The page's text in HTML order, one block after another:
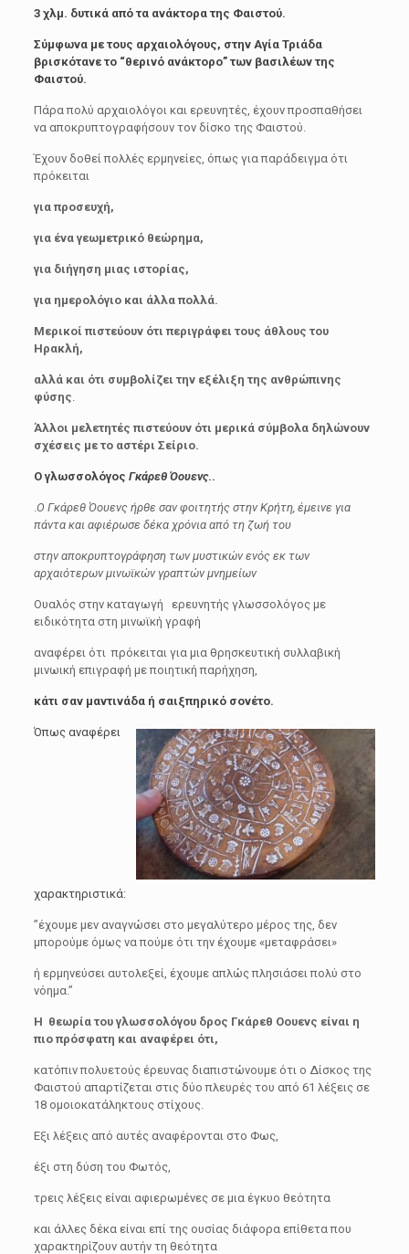
3 χλμ. δυτικά από τα ανάκτορα της Φαιστού.
Σύμφωνα με τους αρχαιολόγους, στην Αγία Τριάδα
βρισκότανε το “θερινό ανάκτορο” των βασιλέων της
Φαιστού.
Πάρα πολύ αρχαιολόγοι και ερευνητές, έχουν προσπαθήσει
να αποκρυπτογραφήσουν τον δίσκο της Φαιστού.
Έχουν δοθεί πολλές ερμηνείες, όπως για παράδειγμα ότι
πρόκειται
για προσευχή,
για ένα γεωμετρικό θεώρημα,
για διήγηση μιας ιστορίας,
για ημερολόγιο και άλλα πολλά.
Μερικοί πιστεύουν ότι περιγράφει τους άθλους του
Ηρακλή,
αλλά και ότι συμβολίζει την εξέλιξη της ανθρώπινης
φύσης
Άλλοι μελετητές πιστεύουν ότι μερικά σύμβολα δηλώνουν
σχέσεις με το αστέρι Σείριο.
Ο γλωσσολόγος Γκάρεθ Όουενς..
Ο Γκάρεθ Όουενς ήρθε σαν φοιτητής στην Κρήτη, έμεινε για
πάντα και αφιέρωσε δέκα χρόνια από τη ζωή του
στην αποκρυπτογράφηση των μυστικών ενός εκ των
αρχαιότερων μινωϊκών γραπτών μνημείων
Ουαλός στην καταγωγή ερευνητής γλωσσολόγος με
ειδικότητα στη μινωϊκή γραφή
αναφέρει ότι πρόκειται για μια θρησκευτική συλλαβική
μινωική επιγραφή με ποιητική παρήχηση,
κάτι σαν μαντινάδα ή σαιξπηρικό σονέτο.
Όπως αναφέρει
χαρακτηριστικά:
”έχουμε μεν αναγνώσει στο μεγαλύτερο μέρος της, δεν
μπορούμε όμως να πούμε ότι την έχουμε «μεταφράσει»
ή ερμηνεύσει αυτολεξεί, έχουμε απλώς πλησιάσει πολύ στο
νόημα.”
Η θεωρία του γλωσσολόγου δρος Γκάρεθ Οουενς είναι η
πιο πρόσφατη και αναφέρει ότι,
κατόπιν πολυετούς έρευνας διαπιστώνουμε ότι ο Δίσκος της
Φαιστού απαρτίζεται στις δύο πλευρές του από 61 λέξεις σε
18 ομοιοκατάληκτους στίχους.
Εξι λέξεις από αυτές αναφέρονται στο Φως,
έξι στη δύση του Φωτός,
τρεις λέξεις είναι αφιερωμένες σε μια έγκυο θεότητα
και άλλες δέκα είναι επί της ουσίας διάφορα επίθετα που
χαρακτηρίζουν αυτήν τη θεότητα